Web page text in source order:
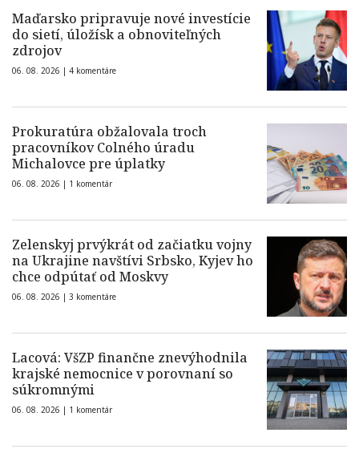
Maďarsko pripravuje nové investície
do sietí, úložísk a obnoviteľných
zdrojov
06. 08. 2026 | 4 komentáre
Prokuratúra obžalovala troch
pracovníkov Colného úradu
Michalovce pre úplatky
06. 08. 2026 | 1 komentár
Zelenskyj prvýkrát od začiatku vojny
na Ukrajine navštívi Srbsko, Kyjev ho
chce odpútať od Moskvy
06. 08. 2026 | 3 komentáre
Lacová: VšZP finančne znevýhodnila
krajské nemocnice v porovnaní so
súkromnými
06. 08. 2026 | 1 komentár